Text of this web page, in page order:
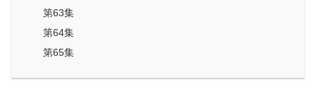
第63集
第64集
第65集